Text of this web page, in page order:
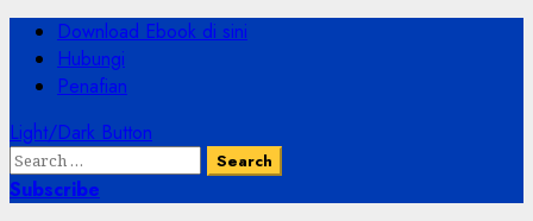
Primary
Menu
Download Ebook di sini
Hubungi
Penafian
Light/Dark Button
Search
for:
Subscribe